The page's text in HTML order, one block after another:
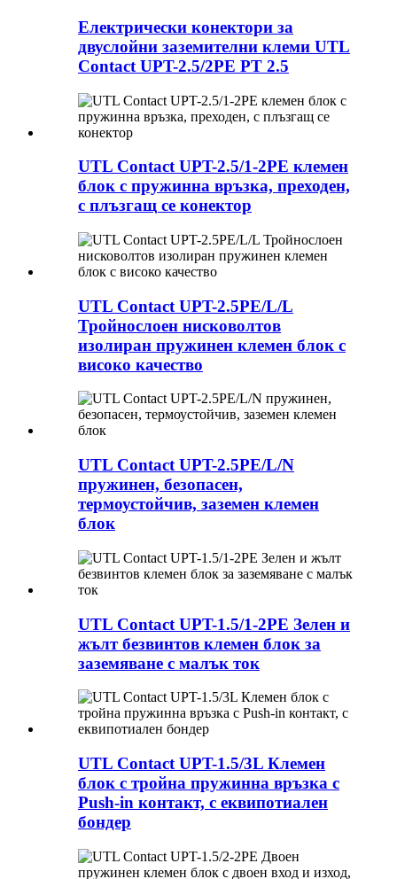
Електрически конектори за
двуслойни заземителни клеми UTL
Contact UPT-2.5/2PE PT 2.5
UTL Contact UPT-2.5/1-2PE клемен
блок с пружинна връзка, преходен,
с плъзгащ се конектор
UTL Contact UPT-2.5PE/L/L
Тройнослоен нисковолтов
изолиран пружинен клемен блок с
високо качество
UTL Contact UPT-2.5PE/L/N
пружинен, безопасен,
термоустойчив, заземен клемен
блок
UTL Contact UPT-1.5/1-2PE Зелен и
жълт безвинтов клемен блок за
заземяване с малък ток
UTL Contact UPT-1.5/3L Клемен
блок с тройна пружинна връзка с
Push-in контакт, с еквипотиален
бондер